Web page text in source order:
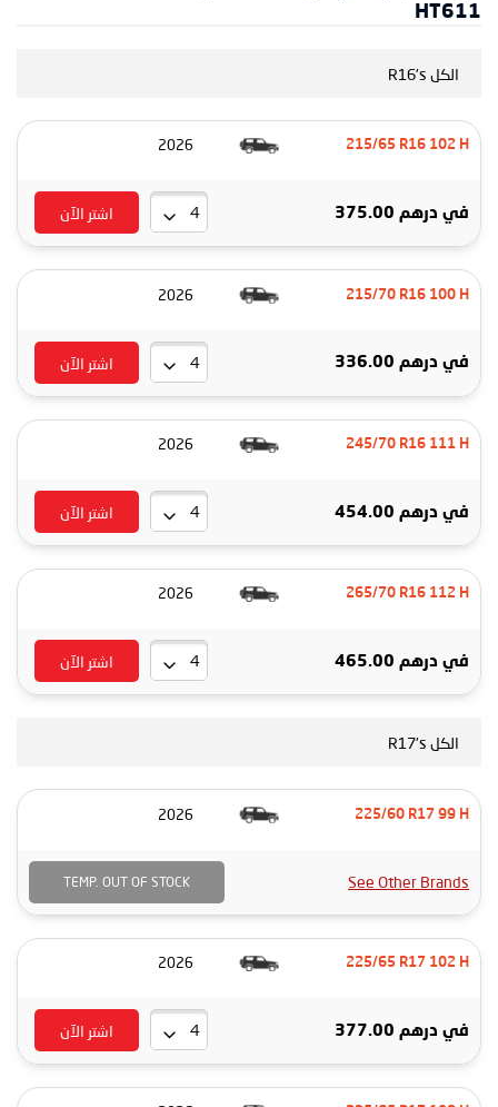
HT611
الكل R16's
215/65 R16 102 H
2026
في درهم 375.00 اشتر الآن
215/70 R16 100 H
2026
في درهم 336.00 اشتر الآن
245/70 R16 111 H
2026
في درهم 454.00 اشتر الآن
265/70 R16 112 H
2026
في درهم 465.00 اشتر الآن
الكل R17's
225/60 R17 99 H
2026
See Other Brands
TEMP. OUT OF STOCK
225/65 R17 102 H
2026
في درهم 377.00 اشتر الآن